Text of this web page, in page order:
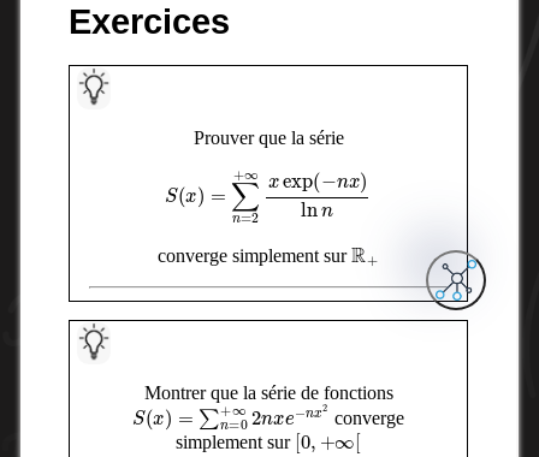
Exercices
Prouver que la série
2 +∞ ( ln
converge simplement surR
Montrer que la série de fonctions
S(x)=∑n=0+∞2nxe −nx2converge
simplement sur [0 + ∞[